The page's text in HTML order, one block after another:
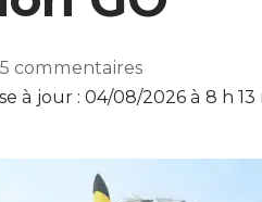
à jour : 04/08/2026 à 8 h 13
commentaires